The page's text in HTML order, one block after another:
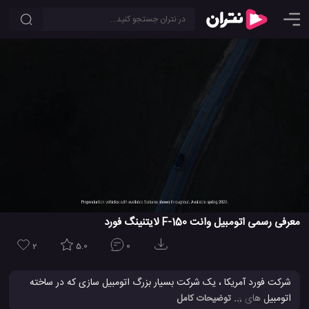
معرفی رسمی اتومبیل وانت F-150 لایتنینگ فورد
2 5.0 0
شرکت فورد آمریکا ، یک شرکت بسیار بزرگ اتومبیل سازی که در ساخته
اتومبیل های وانتی نقش بسیار بزرگی دارد و در حال حاضر به یک شرکت
... توضیحات کامل